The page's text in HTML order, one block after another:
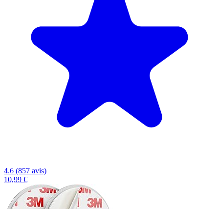
4.6 (857 avis)
10,99 €